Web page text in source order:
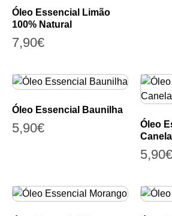
Óleo Essencial Limão
100% Natural
7,90€
Óleo Essencial Baunilha
5,90€
Óleo
Canela
5,90€